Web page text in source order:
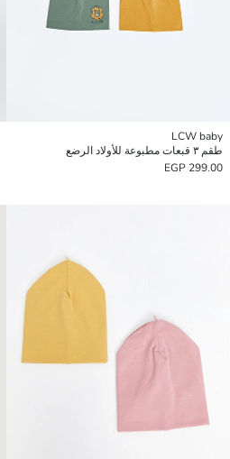
LCW baby
طقم ٣ قبعات مطبوعة للأولاد الرضع
299.00 EGP